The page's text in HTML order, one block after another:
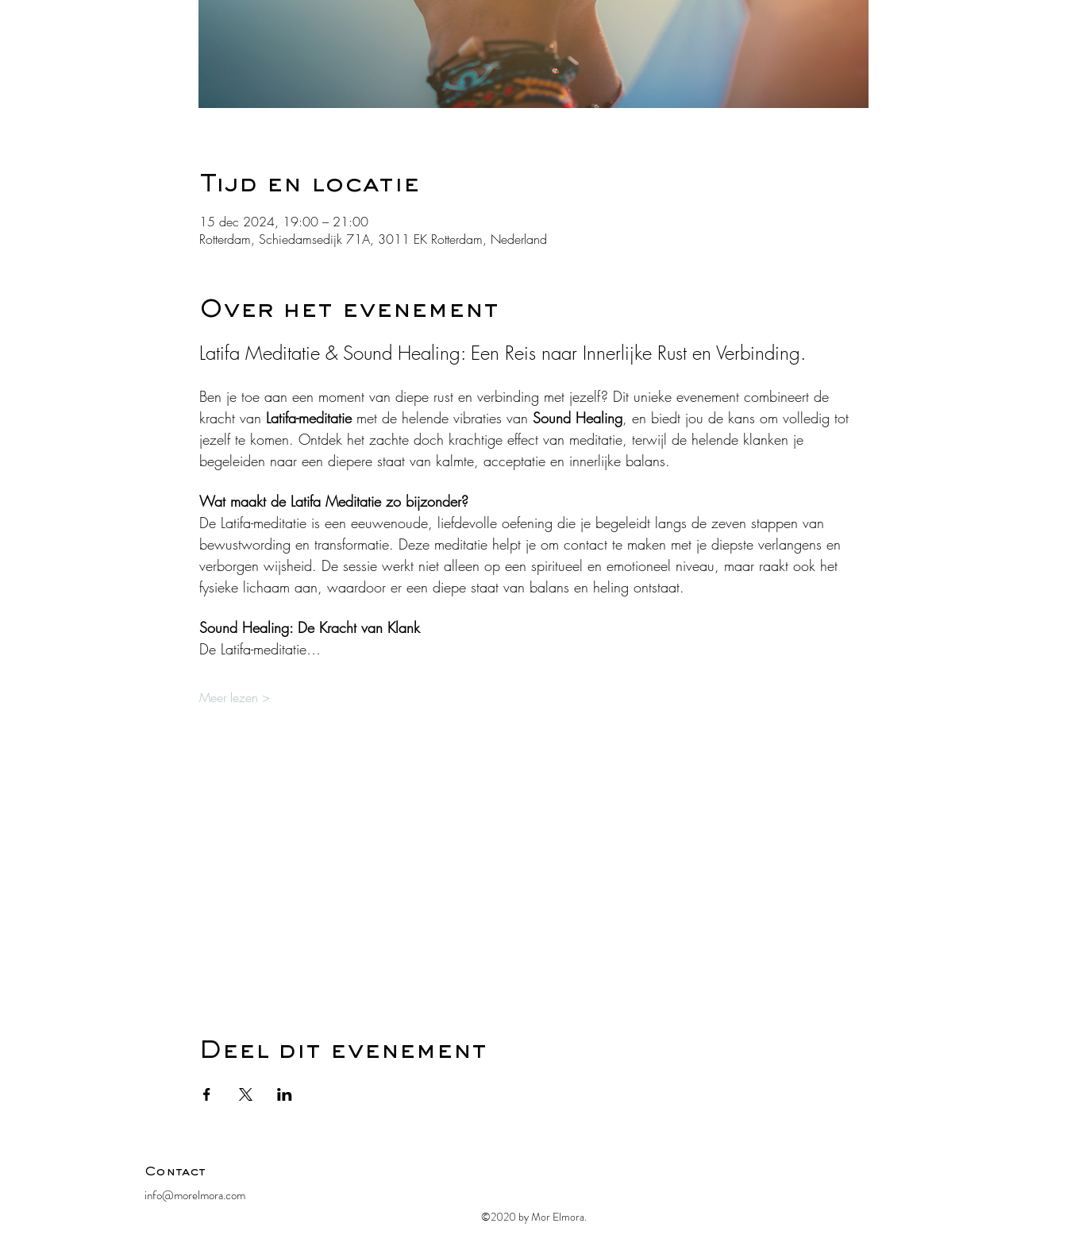
Tijd en locatie
15 dec 2024, 19:00 – 21:00
Rotterdam, Schiedamsedijk 71A, 3011 EK Rotterdam, Nederland
Over het evenement
Latifa Meditatie & Sound Healing: Een Reis naar Innerlijke Rust en Verbinding.
Ben je toe aan een moment van diepe rust en verbinding met jezelf? Dit unieke evenement combineert de
kracht van Latifa-meditatie met de helende vibraties van Sound Healing, en biedt jou de kans om volledig tot
jezelf te komen. Ontdek het zachte doch krachtige effect van meditatie, terwijl de helende klanken je
begeleiden naar een diepere staat van kalmte, acceptatie en innerlijke balans.
Wat maakt de Latifa Meditatie zo bijzonder?
De Latifa-meditatie is een eeuwenoude, liefdevolle oefening die je begeleidt langs de zeven stappen van
bewustwording en transformatie. Deze meditatie helpt je om contact te maken met je diepste verlangens en
verborgen wijsheid. De sessie werkt niet alleen op een spiritueel en emotioneel niveau, maar raakt ook het
fysieke lichaam aan, waardoor er een diepe staat van balans en heling ontstaat.
Sound Healing: De Kracht van Klank
De Latifa-meditatie…
Meer lezen >
Deel dit evenement
Contact
info@morelmora.com
©2020 by Mor Elmora.